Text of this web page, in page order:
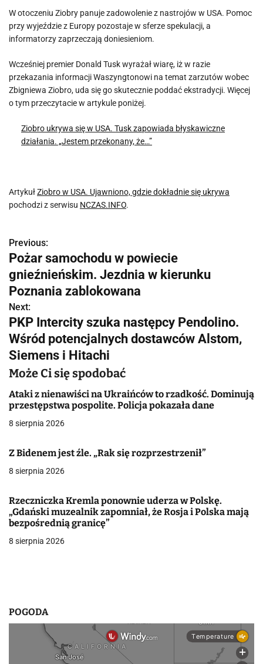
W otoczeniu Ziobry panuje zadowolenie z nastrojów w USA. Pomoc
przy wyjeździe z Europy pozostaje w sferze spekulacji, a
informatorzy zaprzeczają doniesieniom.
Wcześniej premier Donald Tusk wyrażał wiarę, iż w razie
przekazania informacji Waszyngtonowi na temat zarzutów wobec
Zbigniewa Ziobro, uda się go skutecznie poddać ekstradycji. Więcej
o tym przeczytacie w artykule poniżej.
Ziobro ukrywa się w USA. Tusk zapowiada błyskawiczne
działania. „Jestem przekonany, że…”
ArtykułZiobro w USA. Ujawniono, gdzie dokładnie się ukrywa
pochodzi z serwisu NCZAS.INFO.
N
a
w
i
g
a
c
j
a
w
p
s
u
Previous:
Pożar samochodu w powiecie
gnieźnieńskim. Jezdnia w kierunku
Poznania zablokowana
Next:
PKP Intercity szuka następcy Pendolino.
Wśród potencjalnych dostawców Alstom,
Siemens i Hitachi
Może Ci się spodobać
Ataki z nienawiści na Ukraińców to rzadkość. Dominują
przestępstwa pospolite. Policja pokazała dane
8 sierpnia 2026
Z Bidenem jest źle. „Rak się rozprzestrzenił”
8 sierpnia 2026
Rzeczniczka Kremla ponownie uderza w Polskę.
„Gdański muzealnik zapomniał, że Rosja i Polska mają
bezpośrednią granicę”
8 sierpnia 2026
POGODA